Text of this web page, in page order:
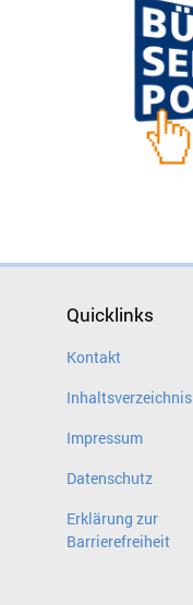
Quicklinks
Kontakt
Inhaltsverzeichnis
Impressum
Datenschutz
Erklärung zur
Barrierefreiheit